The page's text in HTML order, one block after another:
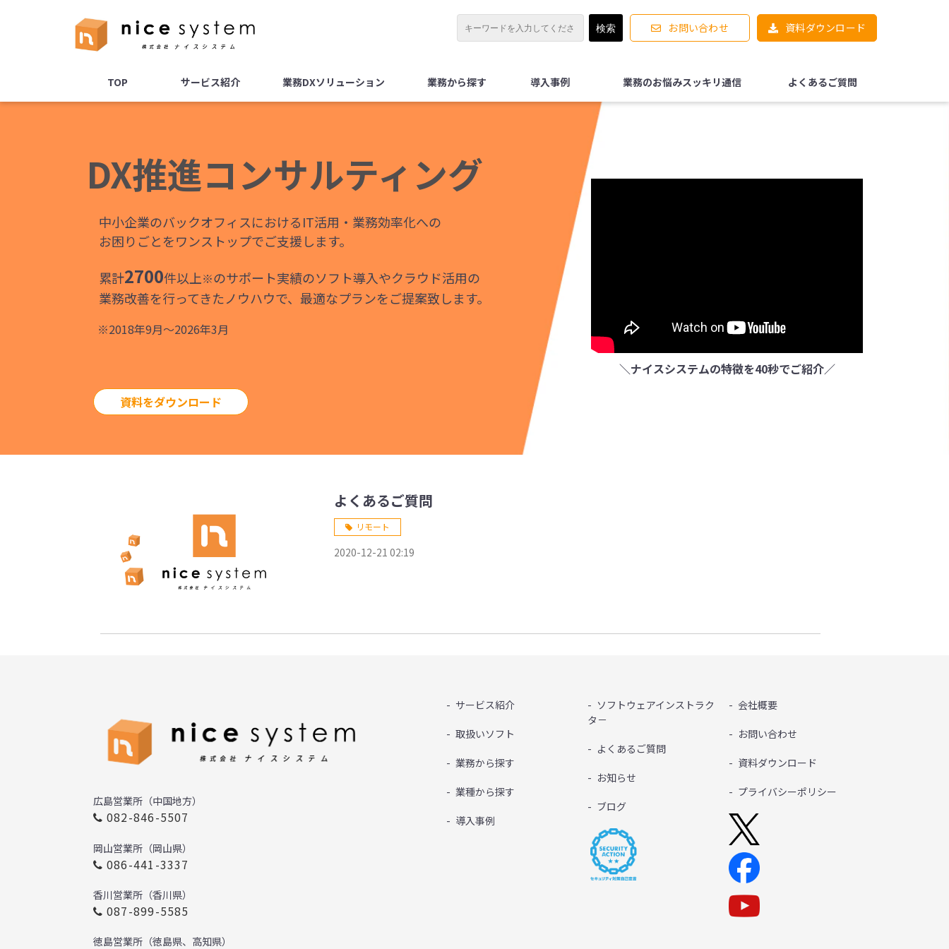
お問い合わせ 資料ダウンロード
TOP サービス紹介 業務DXソリューション 業務から探す 導入事例 業務のお悩みスッキリ通信 よくあるご質問
DX推進コンサルティング
中小企業のバックオフィスにおけるIT活用・業務効率化への
お困りごとをワンストップでご支援します。
累計2700件以上※のサポート実績のソフト導入やクラウド活用の
業務改善を行ってきたノウハウで、最適なプランをご提案致します。
※2018年9月～2026年3月
＼ナイスシステムの特徴を40秒でご紹介／
資料をダウンロード
よくあるご質問
リモート
2020-12-21 02:19
広島営業所（中国地方）
082-846-5507
岡山営業所（岡山県）
086-441-3337
香川営業所（香川県）
087-899-5585
徳島営業所（徳島県、高知県）
サービス紹介
取扱いソフト
業務から探す
業種から探す
導入事例
ソフトウェアインストラク
タ－
よくあるご質問
お知らせ
ブログ
会社概要
お問い合わせ
資料ダウンロード
プライバシーポリシー